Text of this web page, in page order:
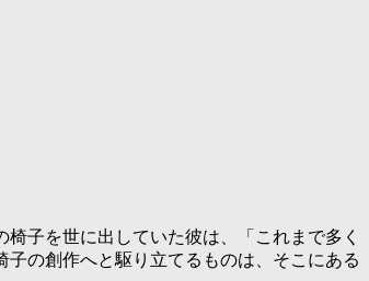
子を世に出していた彼は、「これまで多く
の創作へと駆り立てるものは、そこにある